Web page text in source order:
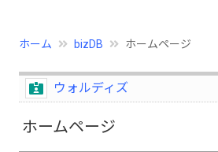
ホーム bizDB ホームページ
ウォルディズ
ホームページ